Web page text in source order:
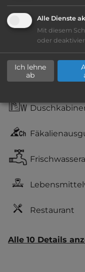
Lage: sehr
Restaurant
Alle 10 Details
Alle Dienste
Mit diesem
oder
Ich lehne
ab